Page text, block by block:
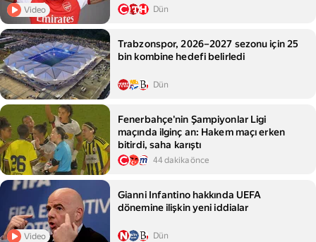
Video Dün
Trabzonspor, 2026–2027 sezonu için 25
bin kombine hedefi belirledi
Dün
Fenerbahçe'nin Şampiyonlar Ligi
maçında ilginç an: Hakem maçı erken
bitirdi, saha karıştı
44 dakika önce
Video
Gianni Infantino hakkında UEFA
dönemine ilişkin yeni iddialar
Dün